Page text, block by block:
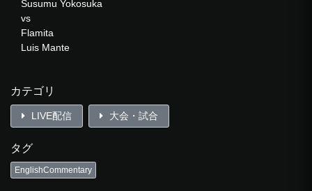
Susumu Yokosuka
vs
Flamita
Luis Mante
YAMATO
B×B Hulk
KAGETORA
vs
Toru Owashi
Problem Dragon
カテゴリ
LIVE配信 大会・試合
タグ
EnglishCommentary